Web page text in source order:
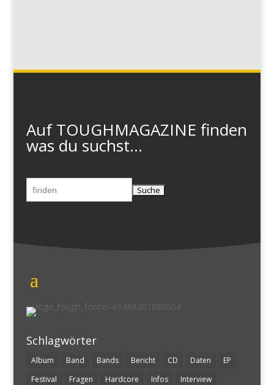
Auf TOUGHMAGAZINE finden
was du suchst...
Suchen
nach:
Schlagwörter
Album Band Bands Bericht CD Daten
EP
Festival
Fragen Hardcore Infos Interview